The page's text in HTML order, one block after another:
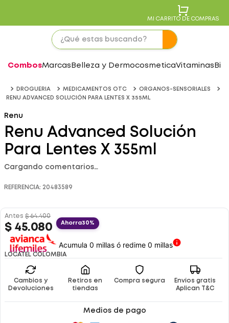
MI CARRITO DE COMPRAS
CombosMarcas Belleza y DermocosmeticaVitaminas
DROGUERIA MEDICAMENTOS OTC
ORGANOS-SENSORIALES
RENU ADVANCED SOLUCIÓN PARA LENTES X 355ML
Renu
Renu Advanced Solución
Para Lentes X 355ml
Cargando comentarios…
REFERENCIA: 20483589
Antes $ 64.400
$ 45.080 Ahorra30%
Acumula 0 millas ó redime 0 millas
LOCATEL COLOMBIA
Cambios y
Devoluciones
Retiros en
tiendas
Compra segura
Envíos gratis
Aplican T&C
Medios de pago